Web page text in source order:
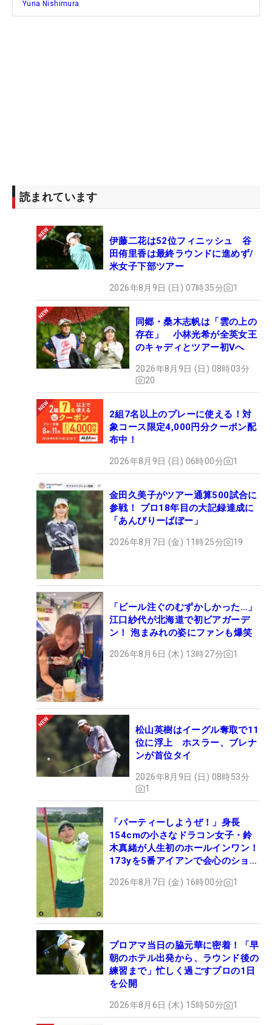
Yuna Nishimura
読まれています
伊藤二花は52位フィニッシュ 谷
田侑里香は最終ラウンドに進めず/
米女子下部ツアー
2026年8月9日 (日) 07時35分 1
同郷・桑木志帆は「雲の上の
存在」 小林光希が全英女王
のキャディとツアー初Vへ
2026年8月9日 (日) 08時03分
20
2組7名以上のプレーに使える！対
象コース限定4,000円分クーポン配
布中！
2026年8月9日 (日) 06時00分 1
金田久美子がツアー通算500試合に
参戦！ プロ18年目の大記録達成に
「あんびりーばぼー」
2026年8月7日 (金) 11時25分 19
「ビール注ぐのむずかしかった…」
江口紗代が北海道で初ビアガーデ
ン！ 泡まみれの姿にファンも爆笑
2026年8月6日 (木) 13時27分 1
松山英樹はイーグル奪取で11
位に浮上 ホスラー、ブレナ
ンが首位タイ
2026年8月9日 (日) 08時53分
1
「パーティーしようぜ！」身長
154cmの小さなドラコン女子・鈴
木真緒が人生初のホールインワン！
173yを5番アイアンで会心のショッ
2026年8月7日 (金) 16時00分 1
プロアマ当日の脇元華に密着！「早
朝のホテル出発から、ラウンド後の
練習まで」忙しく過ごすプロの1日
を公開
2026年8月6日 (木) 15時50分 1